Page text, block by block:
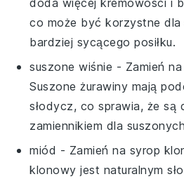
co może być korzystne
bardziej sycącego posiłku.
suszone wiśnie - Zamień na
Suszone żurawiny mają
słodycz, co sprawia, że są
zamiennikiem dla
miód - Zamień na syrop
klonowy jest naturalnym